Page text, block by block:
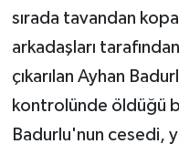
sırada tavandan
arkadaşları
çıkarılan Ayhan
kontrolünde öldüğü
Badurlu'nun cesedi,